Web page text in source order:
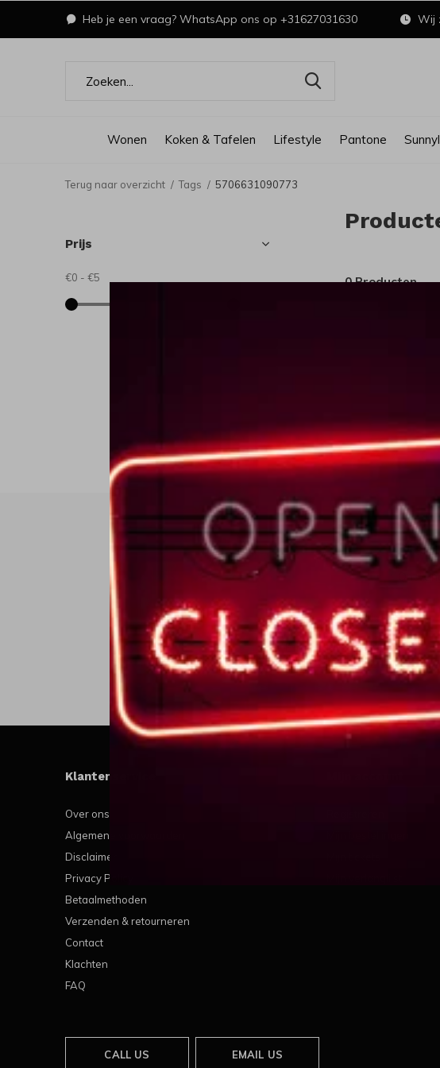
Wonen Koken & Tafelen Lifestyle Pantone
Heb je een vraag? WhatsApp ons op +31627031630 Wij
Terug naar overzicht Tags 5706631090773
0 Producten
Prijs
€0 - €5
Klantenservice
Over ons
Algemene voorwaarden
Disclaimer
Privacy Policy
Betaalmethoden
Verzenden & retourneren
Contact
Klachten
FAQ
CALL US EMAIL US